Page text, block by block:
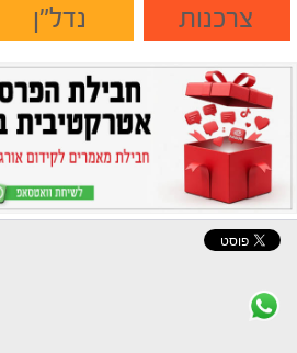
צרכנות
נדל"ן